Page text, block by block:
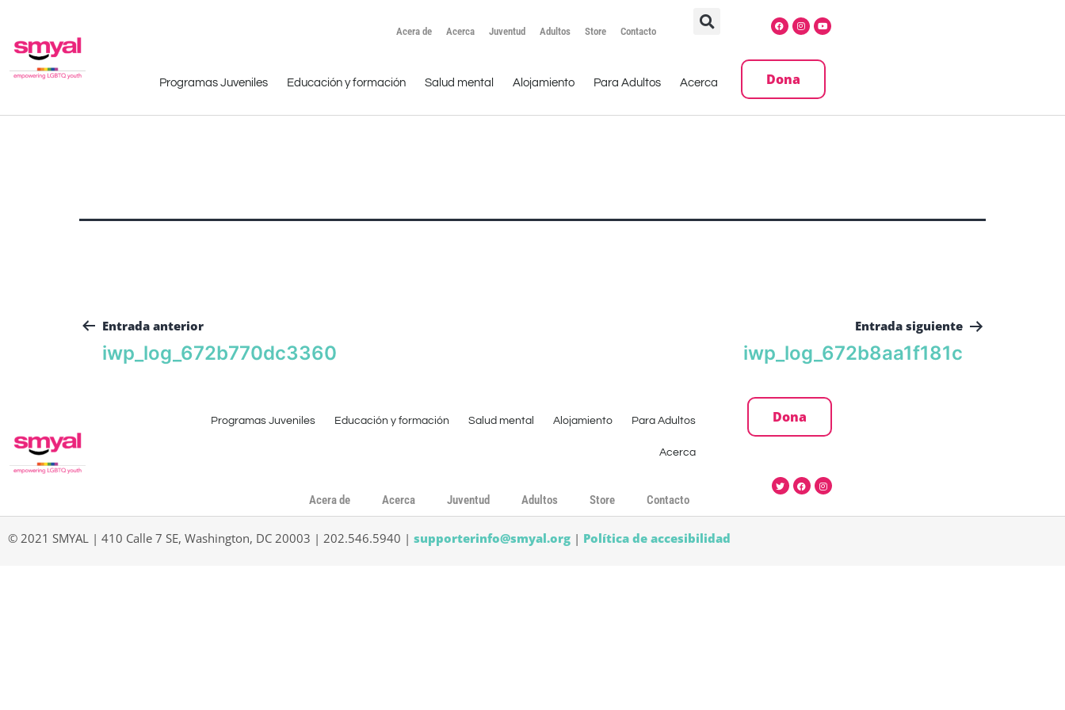
Acera de Acerca Juventud Adultos Store Contacto
Programas Juveniles Educación y formación Salud mental Alojamiento Para Adultos Acerca Dona
Entrada anterior
iwp_log_672b770dc3360
Entrada siguiente
iwp_log_672b8aa1f181c
Programas Juveniles Educación y formación Salud mental Alojamiento Para Adultos
Acerca
Dona
Acera de Acerca Juventud Adultos Store Contacto
© 2021 SMYAL | 410 Calle 7 SE, Washington, DC 20003 | 202.546.5940 | supporterinfo@smyal.org | Política de accesibilidad